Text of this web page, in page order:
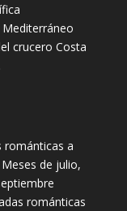
Mediterráneo
crucero Costa
románticas a
de julio,
románticas